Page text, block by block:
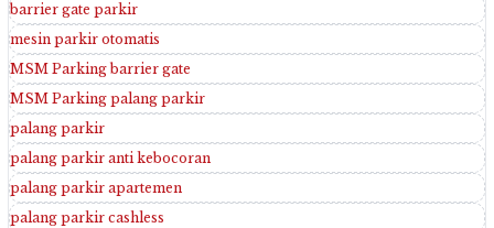
barrier gate parkir
mesin parkir otomatis
MSM Parking barrier gate
MSM Parking palang parkir
palang parkir
palang parkir anti kebocoran
palang parkir apartemen
palang parkir cashless